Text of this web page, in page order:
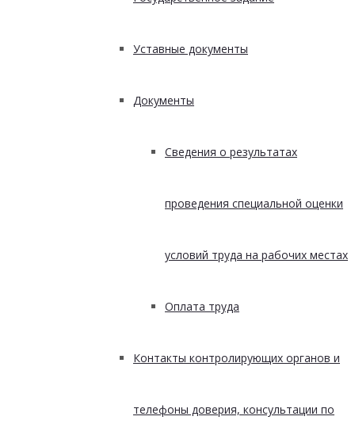
Уставные документы
Документы
Сведения о результатах
проведения специальной оценки
условий труда на рабочих местах
Оплата труда
Контакты контролирующих органов и
телефоны доверия, консультации по